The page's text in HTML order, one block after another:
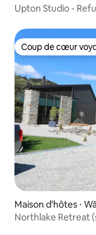
Upton Studio -
Coup de cœur
Coup de cœur
Maison d'hôtes ⋅
Northlake Retreat